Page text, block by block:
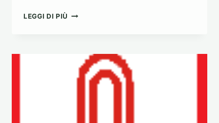
LEGGI DI PIÙ PLANIMETRIA